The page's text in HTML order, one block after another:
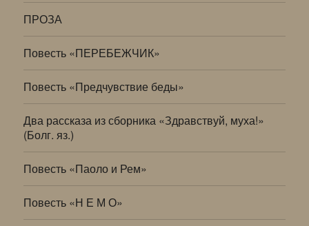
ПРОЗА
Повесть «ПЕРЕБЕЖЧИК»
Повесть «Предчувствие беды»
Два рассказа из сборника «Здравствуй, муха!»
(Болг. яз.)
Повесть «Паоло и Рем»
Повесть «Н Е М О»